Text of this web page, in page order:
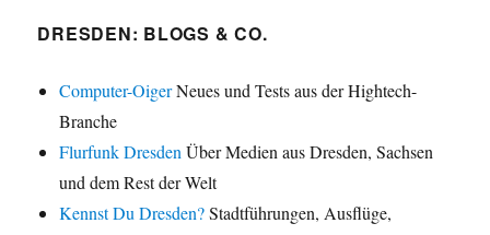
DRESDEN: BLOGS & CO.
Computer-OigerNeues und Tests aus der Hightech-
Branche
Flurfunk Dresden Über Medien aus Dresden, Sachsen
und dem Rest der Welt
Kennst Du Dresden?Stadtführungen, Ausflüge,